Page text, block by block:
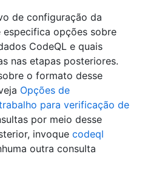
de configuração da
opções sobre
CodeQL e quais
nas etapas posteriores.
o formato desse
Opções de
para verificação de
por meio desse
invoque codeql
outra consulta